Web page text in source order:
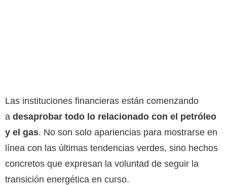
Las instituciones financieras están comenzando
a desaprobar todo lo relacionado con el petróleo
y el gas. No son solo apariencias para mostrarse en
línea con las últimas tendencias verdes, sino hechos
concretos que expresan la voluntad de seguir la
transición energética en curso.